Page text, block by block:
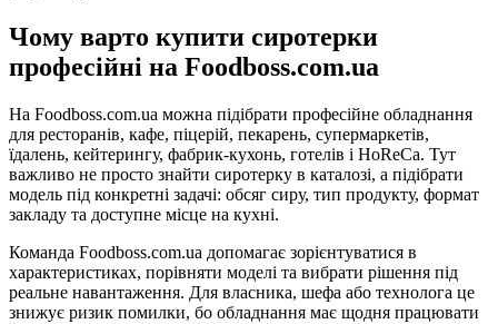
Чому варто купити сиротерки
професійні на Foodboss.com.ua
На Foodboss.com.ua можна підібрати професійне обладнання
для ресторанів, кафе, піцерій, пекарень, супермаркетів,
їдалень, кейтерингу, фабрик-кухонь, готелів і HoReCa. Тут
важливо не просто знайти сиротерку в каталозі, а підібрати
модель під конкретні задачі: обсяг сиру, тип продукту, формат
закладу та доступне місце на кухні.
Команда Foodboss.com.ua допомагає зорієнтуватися в
характеристиках, порівняти моделі та вибрати рішення під
реальне навантаження. Для власника, шефа або технолога це
знижує ризик помилки, бо обладнання має щодня працювати